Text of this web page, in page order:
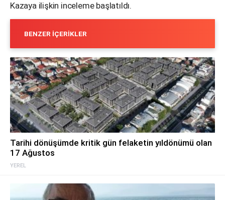
Kazaya ilişkin inceleme başlatıldı.
BENZER İÇERIKLER
YEREL
Tarihi dönüşümde kritik gün felaketin yıldönümü olan
17 Ağustos